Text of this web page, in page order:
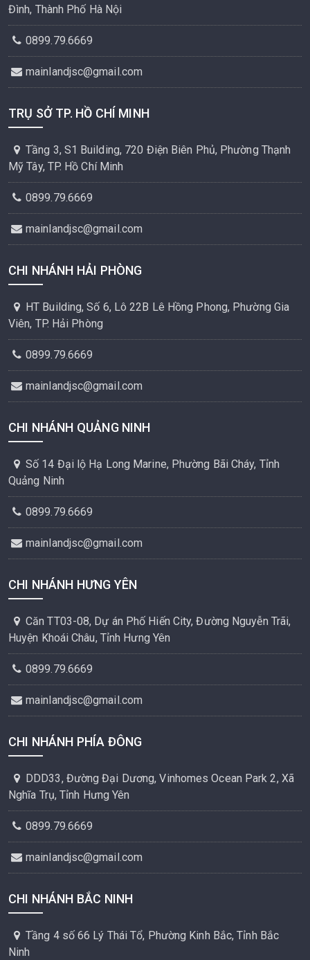
Đình, Thành Phố Hà Nội
0899.79.6669
mainlandjsc@gmail.com
TRỤ SỞ TP. HỒ CHÍ MINH
Tầng 3, S1 Building, 720 Điện Biên Phủ, Phường Thạnh
Mỹ Tây, TP. Hồ Chí Minh
0899.79.6669
mainlandjsc@gmail.com
CHI NHÁNH HẢI PHÒNG
HT Building, Số 6, Lô 22B Lê Hồng Phong, Phường Gia
Viên, TP. Hải Phòng
0899.79.6669
mainlandjsc@gmail.com
CHI NHÁNH QUẢNG NINH
Số 14 Đại lộ Hạ Long Marine, Phường Bãi Cháy, Tỉnh
Quảng Ninh
0899.79.6669
mainlandjsc@gmail.com
CHI NHÁNH HƯNG YÊN
Căn TT03-08, Dự án Phố Hiến City, Đường Nguyễn Trãi,
Huyện Khoái Châu, Tỉnh Hưng Yên
0899.79.6669
mainlandjsc@gmail.com
CHI NHÁNH PHÍA ĐÔNG
DDD33, Đường Đại Dương, Vinhomes Ocean Park 2, Xã
Nghĩa Trụ, Tỉnh Hưng Yên
0899.79.6669
mainlandjsc@gmail.com
CHI NHÁNH BẮC NINH
Tầng 4 số 66 Lý Thái Tổ, Phường Kinh Bắc, Tỉnh Bắc
Ninh